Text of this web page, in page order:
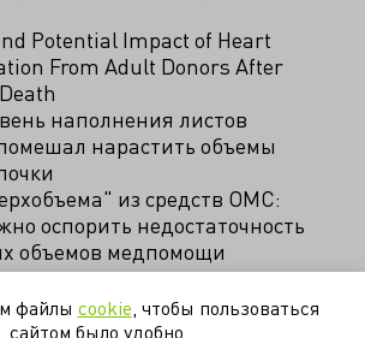
Potential Impact of Heart
From Adult Donors After
наполнения листов
нарастить объемы
из средств ОМС:
оспорить недостаточность
объемов медпомощи
нефрология пересадка
файлы cookie , чтобы пользоваться
сайтом было удобно